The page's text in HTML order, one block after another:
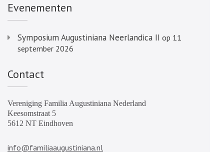
Evenementen
Symposium Augustiniana Neerlandica II op 11
september 2026
Contact
Vereniging Familia Augustiniana Nederland
Keesomstraat 5
5612 NT Eindhoven
info@familiaaugustiniana.nl